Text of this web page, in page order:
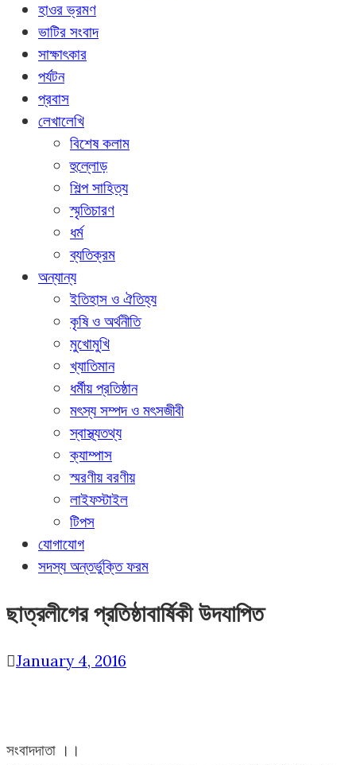
হাওর ভ্রমণ
ভাটির সংবাদ
সাক্ষাৎকার
পর্যটন
প্রবাস
লেখালেখি
বিশেষ কলাম
হুল্লোড়
শিল্প সাহিত্য
স্মৃতিচারণ
ধর্ম
ব্যতিক্রম
অন্যান্য
ইতিহাস ও ঐতিহ্য
কৃষি ও অর্থনীতি
মুখোমুখি
খ্যাতিমান
ধর্মীয় প্রতিষ্ঠান
মৎস্য সম্পদ ও মৎসজীবী
স্বাস্থ্যতথ্য
ক্যাম্পাস
স্মরণীয় বরণীয়
লাইফস্টাইল
টিপস
যোগাযোগ
সদস্য অন্তর্ভুক্তি ফরম
ছাত্রলীগের প্রতিষ্ঠাবার্ষিকী উদযাপিত
January 4, 2016
সংবাদদাতা ।।